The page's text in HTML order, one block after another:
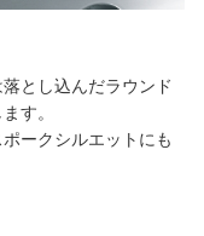
とし込んだラウンド
す。
ークシルエットにも